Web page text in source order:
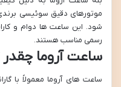
موتورهای دقیق سوئیسی
شود. این ساعت ها دوام و
رسمی مناسب هستند.
ساعت آروما چقدر
ساعت های آروما معمولاً با